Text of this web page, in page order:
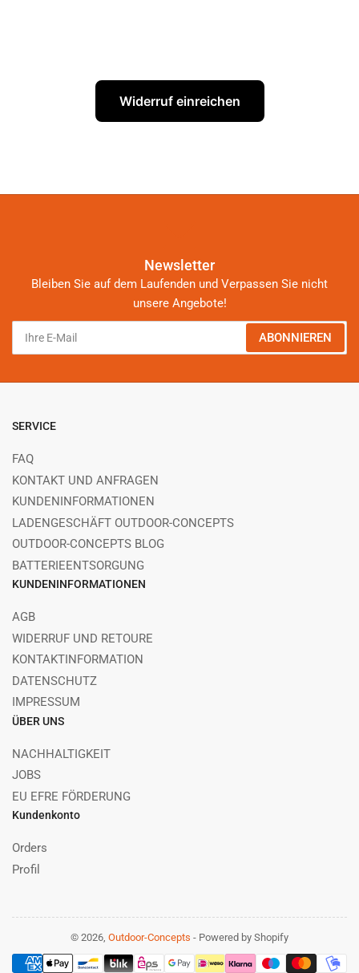
Widerruf einreichen
Newsletter
Bleiben Sie auf dem Laufenden und Verpassen Sie nicht
unsere Angebote!
Ihre
Mail
ABONNIEREN
SERVICE
FAQ
KONTAKT UND ANFRAGEN
KUNDENINFORMATIONEN
LADENGESCHÄFT OUTDOOR-CONCEPTS
OUTDOOR-CONCEPTS BLOG
BATTERIEENTSORGUNG
KUNDENINFORMATIONEN
AGB
WIDERRUF UND RETOURE
KONTAKTINFORMATION
DATENSCHUTZ
IMPRESSUM
ÜBER UNS
NACHHALTIGKEIT
JOBS
EU EFRE FÖRDERUNG
Kundenkonto
Orders
Profil
© 2026, Outdoor-Concepts - Powered by Shopify
Zahlungsmethoden